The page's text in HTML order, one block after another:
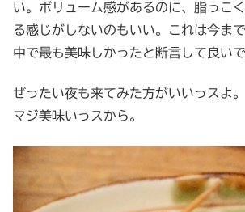
い。ボリューム感があるのに、脂っこ
る感じがしないのもいい。これは今ま
中で最も美味しかったと断言して良いで
ぜったい夜も来てみた方がいいっスよ
マジ美味いっスから。